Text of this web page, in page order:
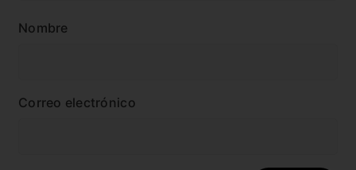
Nombre
Correo electrónico